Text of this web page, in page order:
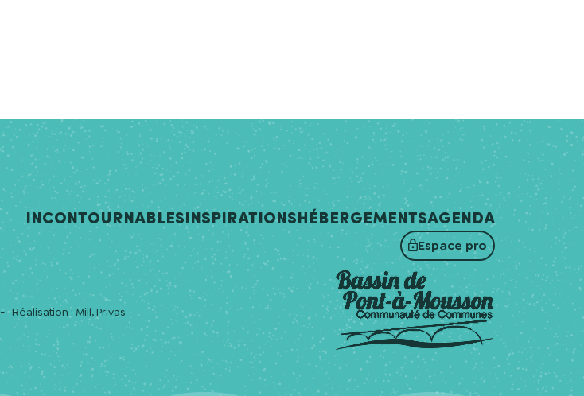
IncontournablesInspirations HébergementsAgenda
Espace pro
Réalisation : Mill, Privas